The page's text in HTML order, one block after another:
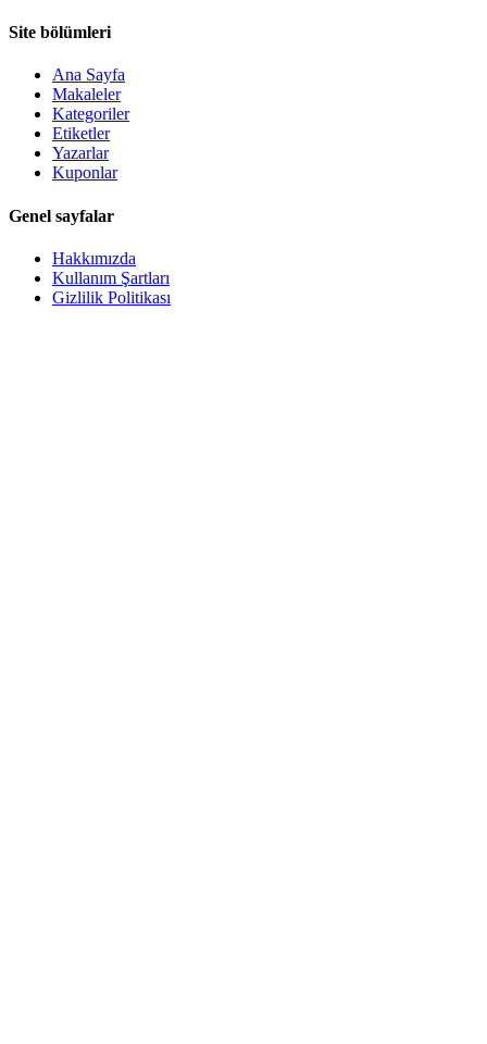
Site bölümleri
Ana Sayfa
Makaleler
Kategoriler
Etiketler
Yazarlar
Kuponlar
Genel sayfalar
Hakkımızda
Kullanım Şartları
Gizlilik Politikası